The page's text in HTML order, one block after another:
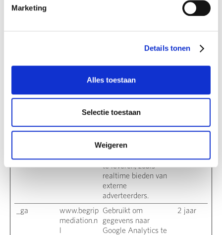
Marketing
Details tonen
Alles toestaan
Selectie toestaan
Weigeren
Marketingcookies worden gebruikt om
bezoekers te volgen wanneer ze verschillende
websites bezoeken. Hun doel is advertenties
weergeven die zijn toegesneden op en relevant
advertenties worden zo waardevoller voor
uitgevers en externe adverteerders.
Maximale
_fbp
Meta
Gebruikt door
reeks
te leveren, zoals
realtime bieden van
externe
adverteerders.
3
_ga
www.begrip
mediation.n
Gebruikt om
gegevens naar
Google Analytics te
2 jaar